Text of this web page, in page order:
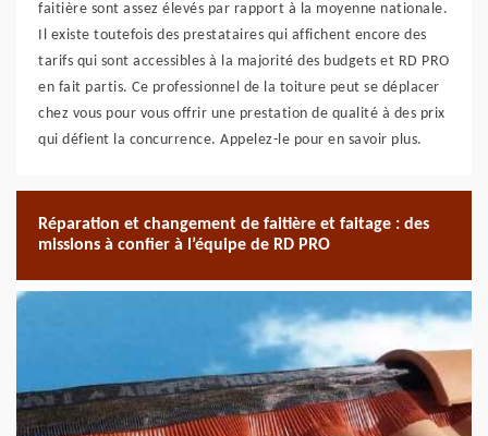
faitière sont assez élevés par rapport à la moyenne nationale.
Il existe toutefois des prestataires qui affichent encore des
tarifs qui sont accessibles à la majorité des budgets et RD PRO
en fait partis. Ce professionnel de la toiture peut se déplacer
chez vous pour vous offrir une prestation de qualité à des prix
qui défient la concurrence. Appelez-le pour en savoir plus.
Réparation et changement de faitière et faitage : des
missions à confier à l’équipe de RD PRO